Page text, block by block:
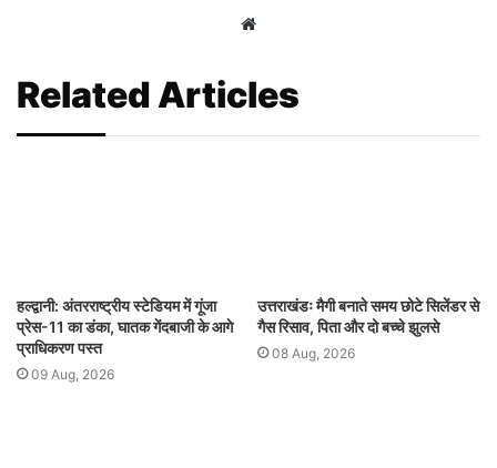
Website
Related Articles
हल्द्वानी: अंतरराष्ट्रीय स्टेडियम में गूंजा
प्रेस-11 का डंका, घातक गेंदबाजी के आगे
प्राधिकरण पस्त
09 Aug, 2026
उत्तराखंडः मैगी बनाते समय छोटे सिलेंडर से
गैस रिसाव, पिता और दो बच्चे झुलसे
08 Aug, 2026